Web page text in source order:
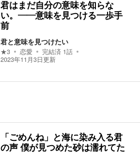
君はまだ自分の意味を知らな
い。――意味を見つける一歩手
前
君と意味を見つけたい
★3 恋愛 完結済 1話
2023年11月3日更新
「ごめんね」と海に染み入る君
の声 僕が見つめた砂は濡れてた